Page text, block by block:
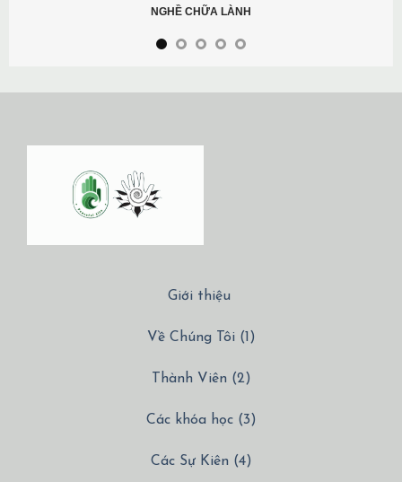
NGHỀ CHỮA LÀNH
Giới thiệu
Về Chúng Tôi (1)
Thành Viên (2)
Các khóa học (3)
Các Sự Kiên (4)